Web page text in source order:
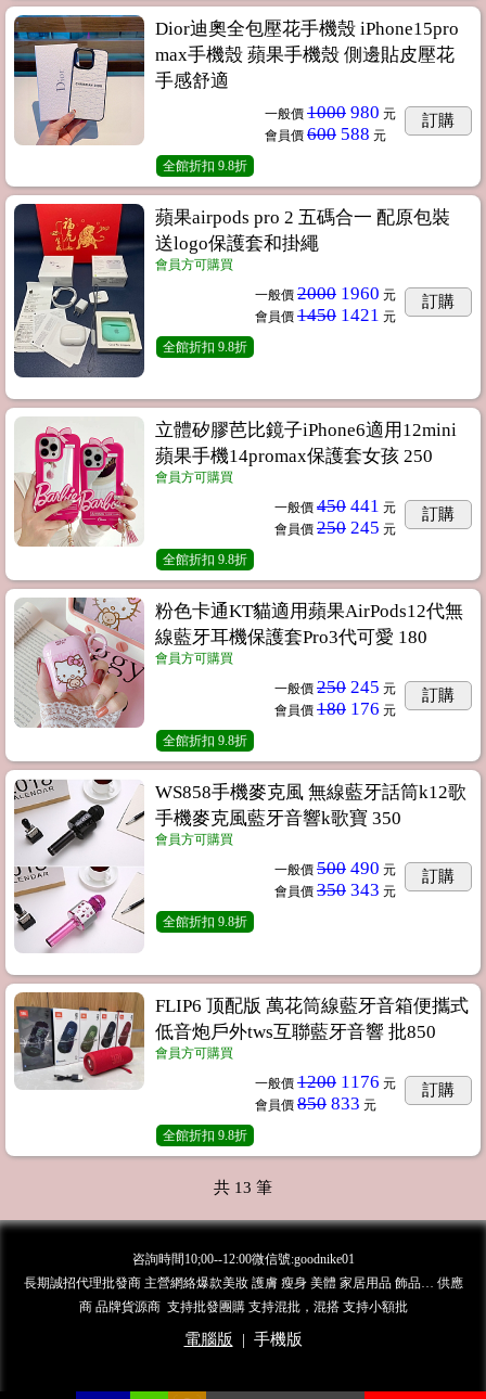
Dior迪奧全包壓花手機殼 iPhone15pro
max手機殼 蘋果手機殼 側邊貼皮壓花
手感舒適
一般價 1000 980 元
會員價 600 588 元
訂購
全館折扣 9.8折
蘋果airpods pro 2 五碼合一 配原包裝
送logo保護套和掛繩
會員方可購買
一般價 2000 1960 元
會員價 1450 1421 元
訂購
全館折扣 9.8折
立體矽膠芭比鏡子iPhone6適用12mini
蘋果手機14promax保護套女孩 250
會員方可購買
一般價 450 441 元
會員價 250 245 元
訂購
全館折扣 9.8折
粉色卡通KT貓適用蘋果AirPods12代無
線藍牙耳機保護套Pro3代可愛 180
會員方可購買
一般價 250 245 元
會員價 180 176 元
訂購
全館折扣 9.8折
WS858手機麥克風 無線藍牙話筒k12歌
手機麥克風藍牙音響k歌寶 350
會員方可購買
一般價 500 490 元
會員價 350 343 元
訂購
全館折扣 9.8折
FLIP6 顶配版 萬花筒線藍牙音箱便攜式
低音炮戶外tws互聯藍牙音響 批850
會員方可購買
一般價 1200 1176 元
會員價 850 833 元
訂購
全館折扣 9.8折
共 13 筆
咨詢時間10;00--12:00微信號:goodnike01
長期誠招代理批發商 主營網絡爆款美妝 護膚 瘦身 美體 家居用品 飾品… 供應
商 品牌貨源商 支持批發團購 支持混批，混搭 支持小額批
電腦版 | 手機版